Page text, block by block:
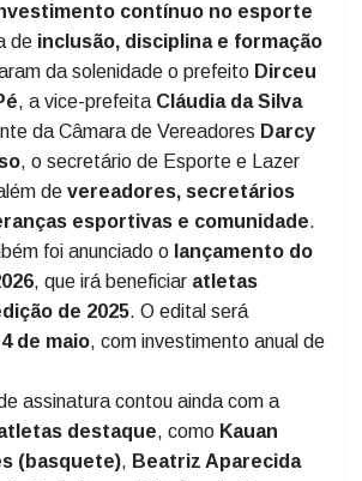
contínuo no esporte
de inclusão, disciplina e formação
da solenidade o prefeito Dirceu
, a vice-prefeita Cláudia da Silva
da Câmara de Vereadores Darcy
, o secretário de Esporte e Lazer
de vereadores, secretários
esportivas e comunidade.
foi anunciado o lançamento do
, que irá beneficiar atletas
de 2025. O edital será
4 de maio, com investimento anual de
assinatura contou ainda com a
destaque, como Kauan
(basquete), Beatriz Aparecida